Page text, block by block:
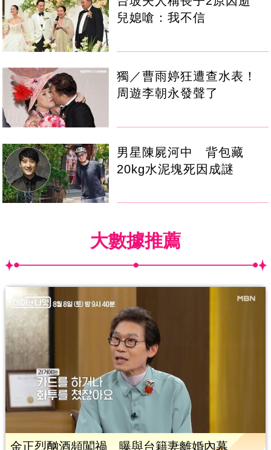
兒媳嗆：我不信
獨／曹雨婷狂遭查水表！
周遊李朝永發聲了
男星陳屍河中 背包藏
20kg水泥塊死因成謎
大數據推薦
金正烈酗酒頻闖禍 曝與台籍妻離婚內幕